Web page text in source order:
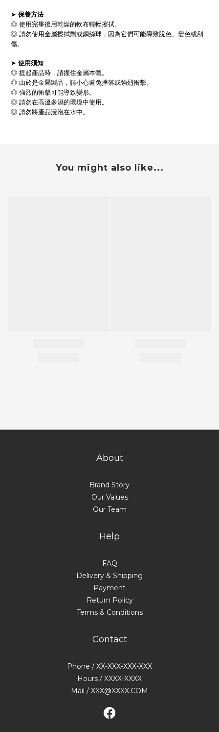
➤ 保養方法
◎ 使用完畢後用乾燥的軟布輕輕擦拭。
◎ 請勿使用金屬擦拭劑或鋼絲球，因為它們可能導致脫色、變色或刮
傷。
➤ 使用須知
◎ 提起產品時，請握住金屬本體。
◎ 由於是金屬製品，請小心避免摔落或強烈衝擊。
◎ 強烈的衝擊可能導致變形。
◎ 請勿在高溫多濕的環境中使用。
◎ 請勿將產品浸泡在水中。
You might also like...
About
Brand Story
Our Values
Our Team
Help
FAQ
Delivery & Shipping
Payment
Return Policy
Terms & Conditions
Contact
Phone / XX-XXX-XXX-XXX
Hours / XXXX-XXXX
Mail / XXX@XXXX.COM